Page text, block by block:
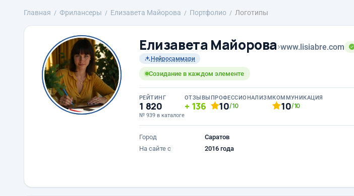
Главная Фрилансеры Елизавета Майорова Портфолио Логотипы
Елизавета Майорова›www.lisiabre.com
Нейросаммари
Созидание в каждом элементе
РЕЙТИНГ
1 820
№ 939 в каталоге
ОТЗЫВЫ
136
ПРОФЕССИОНАЛИЗМ
10/10
КОММУНИКАЦИЯ
10/10
Город
Саратов
На сайте с
2016 года